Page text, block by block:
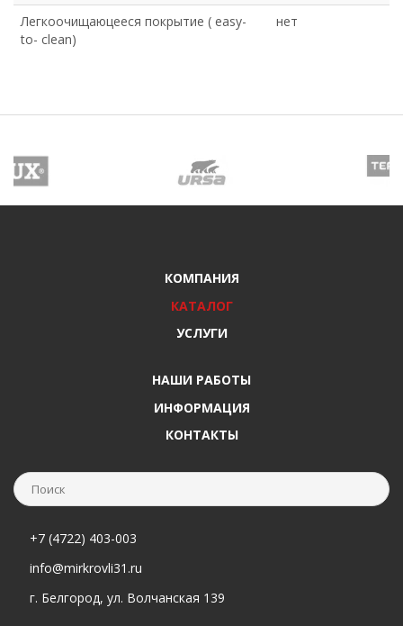
Легкоочищаюцееся покрытие ( easy-
to- clean)
нет
КОМПАНИЯ
КАТАЛОГ
УСЛУГИ
НАШИ РАБОТЫ
ИНФОРМАЦИЯ
КОНТАКТЫ
+7 (4722) 403-003
info@mirkrovli31.ru
г. Белгород, ул. Волчанская 139